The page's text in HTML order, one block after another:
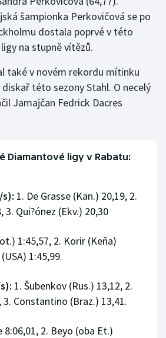
šampionka Perkovičová se po
dostala poprvé v této
na stupně vítězů.
také v novém rekordu mítinku
této sezony Stahl. O necelý
Jamajčan Fedrick Dacres
Diamantové ligy v Rabatu:
s): 1. De Grasse (Kan.) 20,19, 2.
3. Qui?ónez (Ekv.) 20,30
1:45,57, 2. Korir (Keňa)
1:45,99.
1. Šubenkov (Rus.) 13,12, 2.
Constantino (Braz.) 13,41.
8:06,01, 2. Beyo (oba Et.)